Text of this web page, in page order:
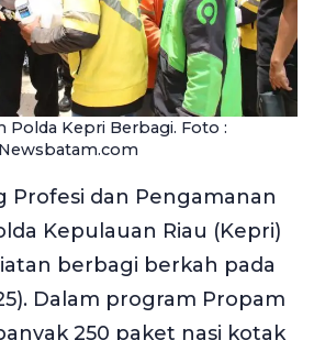
Polda Kepri Berbagi. Foto :
Newsbatam.com
Profesi dan Pengamanan
Kepulauan Riau (Kepri)
berbagi berkah pada
Dalam program Propam
250 paket nasi kotak